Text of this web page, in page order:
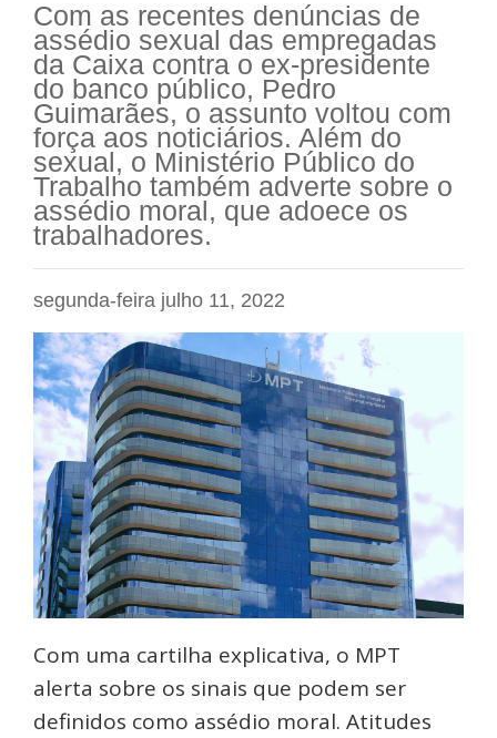
Com as recentes denúncias de
assédio sexual das empregadas
da Caixa contra o ex-presidente
do banco público, Pedro
Guimarães, o assunto voltou com
força aos noticiários. Além do
sexual, o Ministério Público do
Trabalho também adverte sobre o
assédio moral, que adoece os
trabalhadores.
segunda-feira julho 11, 2022
Com uma cartilha explicativa, o MPT
alerta sobre os sinais que podem ser
definidos como assédio moral. Atitudes